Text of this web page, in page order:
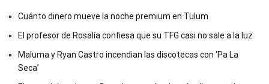
Cuánto dinero mueve la noche premium en Tulum
El profesor de Rosalía confiesa que su TFG casi no sale a la luz
Maluma y Ryan Castro incendian las discotecas con ‘Pa La
Seca’